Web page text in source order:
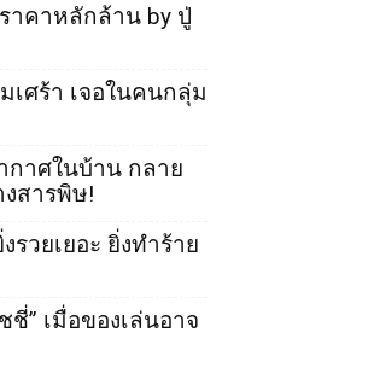
คาหลักล้าน by ปู่
เศร้า เจอในคนกลุ่ม
กาศในบ้าน กลาย
งสารพิษ!
รวยเยอะ ยิ่งทำร้าย
ชี่” เมื่อของเล่นอาจ